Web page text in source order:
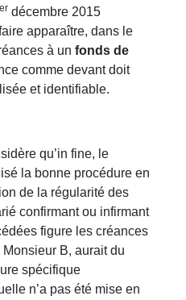
er décembre 2015
apparaître, dans le
à unfonds de
comme devant doit
et identifiable.
qu’in fine, le
la bonne procédure en
de la régularité des
confirmant ou infirmant
figure les créances
B, aurait du
spécifique
n’a pas été mise en